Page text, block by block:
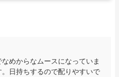
めからなムースになっていま
日持ちするので配りやすいで